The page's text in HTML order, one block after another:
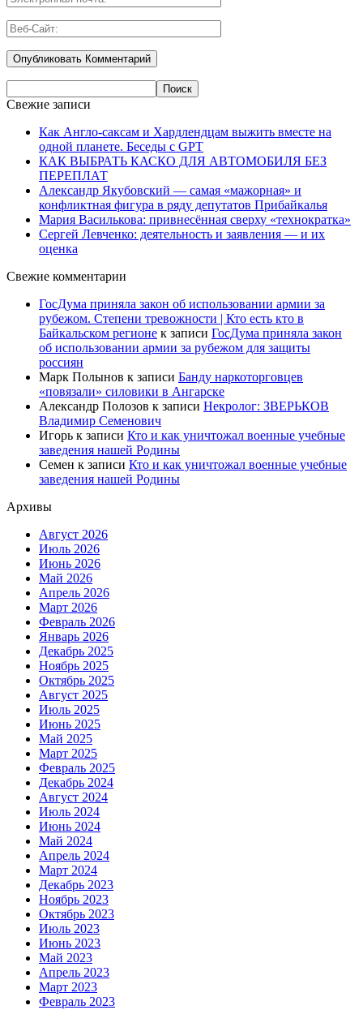
Свежие записи
Как Англо-саксам и Хардлендцам выжить вместе на
одной планете. Беседы с GPT
КАК ВЫБРАТЬ КАСКО ДЛЯ АВТОМОБИЛЯ БЕЗ
ПЕРЕПЛАТ
Александр Якубовский — самая «мажорная» и
конфликтная фигура в ряду депутатов Прибайкалья
Мария Василькова: привнесённая сверху «технократка»
Сергей Левченко: деятельность и заявления — и их
оценка
Свежие комментарии
ГосДума приняла закон об использовании армии за
рубежом. Степени тревожности | Кто есть кто в
Байкальском регионе к записи ГосДума приняла закон
об использовании армии за рубежом для защиты
россиян
Марк Полынов к записи Банду наркоторговцев
«повязали» силовики в Ангарске
Александр Полозов к записи Некролог: ЗВЕРЬКОВ
Владимир Семенович
Игорь к записи Кто и как уничтожал военные учебные
заведения нашей Родины
Семен к записи Кто и как уничтожал военные учебные
заведения нашей Родины
Архивы
Август 2026
Июль 2026
Июнь 2026
Май 2026
Апрель 2026
Март 2026
Февраль 2026
Январь 2026
Декабрь 2025
Ноябрь 2025
Октябрь 2025
Август 2025
Июль 2025
Июнь 2025
Май 2025
Март 2025
Февраль 2025
Декабрь 2024
Август 2024
Июль 2024
Июнь 2024
Май 2024
Апрель 2024
Март 2024
Декабрь 2023
Ноябрь 2023
Октябрь 2023
Июль 2023
Июнь 2023
Май 2023
Апрель 2023
Март 2023
Февраль 2023